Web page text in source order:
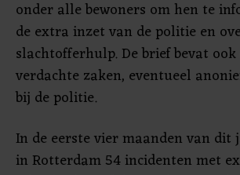
onder alle bewoners om hen te
de extra inzet van de politie en
slachtofferhulp. De brief bevat
verdachte zaken, eventueel
bij de politie.
In de eerste vier maanden van dit
in Rotterdam 54 incidenten met